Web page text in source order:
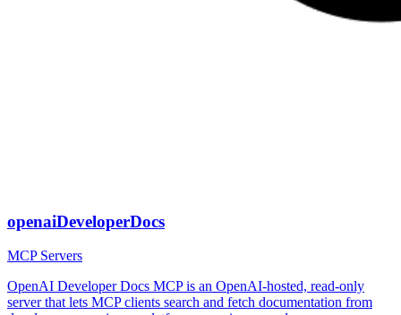
openaiDeveloperDocs
MCP Servers
OpenAI Developer Docs MCP is an OpenAI-hosted, read-only
server that lets MCP clients search and fetch documentation from